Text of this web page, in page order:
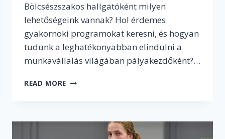
Bölcsészszakos hallgatóként milyen
lehetőségeink vannak? Hol érdemes
gyakornoki programokat keresni, és hogyan
tudunk a leghatékonyabban elindulni a
munkavállalás világában pályakezdőként?…
READ MORE A
–